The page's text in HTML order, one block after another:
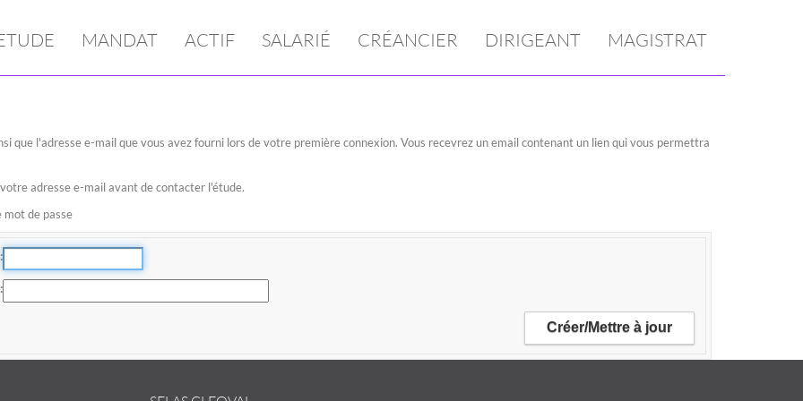
MANDAT ACTIF SALARIÉ CRÉANCIER DIRIGEANT MAGISTRAT
que l'adresse e-mail que vous avez fourni lors de votre première connexion. Vous recevrez un email contenant un lien qui vous permettra
adresse e-mail avant de contacter l'étude.
de passe